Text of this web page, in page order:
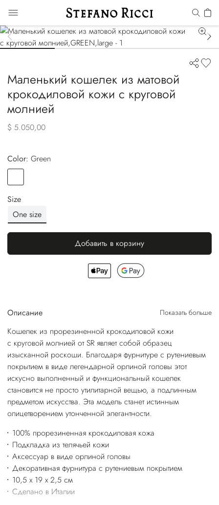
Маленький кошелек из матовой
крокодиловой кожи с круговой
молнией
$ 5.050,00
Color:
green
Size
One size
Добавить в корзину
Описание Показать больше
Кошелек из прорезиненной крокодиловой кожи
с круговой молнией от SR являет собой образец
изысканной роскоши. Благодаря фурнитуре с рутениевым
покрытием в виде легендарной орлиной головы этот
искусно выполненный и функциональный кошелек
становится не просто утилитарной вещью, а подлинным
предметом искусства. Эта модель станет истинным
олицетворением утонченной элегантности.
100% прорезиненная крокодиловая кожа
Подкладка из телячьей кожи
Аксессуар в виде орлиной головы
Декоративная фурнитура с рутениевым покрытием
10,5 x 19 x 2,5 см
Сделано в Италии